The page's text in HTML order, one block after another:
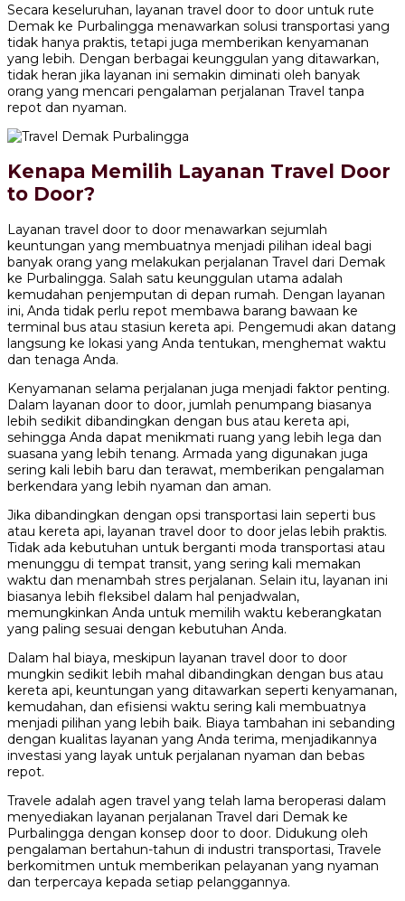
Secara keseluruhan, layanan travel door to door untuk rute
Demak ke Purbalingga menawarkan solusi transportasi yang
tidak hanya praktis, tetapi juga memberikan kenyamanan
yang lebih. Dengan berbagai keunggulan yang ditawarkan,
tidak heran jika layanan ini semakin diminati oleh banyak
orang yang mencari pengalaman perjalanan Travel tanpa
repot dan nyaman.
Kenapa Memilih Layanan Travel Door
to Door?
Layanan travel door to door menawarkan sejumlah
keuntungan yang membuatnya menjadi pilihan ideal bagi
banyak orang yang melakukan perjalanan Travel dari Demak
ke Purbalingga. Salah satu keunggulan utama adalah
kemudahan penjemputan di depan rumah. Dengan layanan
ini, Anda tidak perlu repot membawa barang bawaan ke
terminal bus atau stasiun kereta api. Pengemudi akan datang
langsung ke lokasi yang Anda tentukan, menghemat waktu
dan tenaga Anda.
Kenyamanan selama perjalanan juga menjadi faktor penting.
Dalam layanan door to door, jumlah penumpang biasanya
lebih sedikit dibandingkan dengan bus atau kereta api,
sehingga Anda dapat menikmati ruang yang lebih lega dan
suasana yang lebih tenang. Armada yang digunakan juga
sering kali lebih baru dan terawat, memberikan pengalaman
berkendara yang lebih nyaman dan aman.
Jika dibandingkan dengan opsi transportasi lain seperti bus
atau kereta api, layanan travel door to door jelas lebih praktis.
Tidak ada kebutuhan untuk berganti moda transportasi atau
menunggu di tempat transit, yang sering kali memakan
waktu dan menambah stres perjalanan. Selain itu, layanan ini
biasanya lebih fleksibel dalam hal penjadwalan,
memungkinkan Anda untuk memilih waktu keberangkatan
yang paling sesuai dengan kebutuhan Anda.
Dalam hal biaya, meskipun layanan travel door to door
mungkin sedikit lebih mahal dibandingkan dengan bus atau
kereta api, keuntungan yang ditawarkan seperti kenyamanan,
kemudahan, dan efisiensi waktu sering kali membuatnya
menjadi pilihan yang lebih baik. Biaya tambahan ini sebanding
dengan kualitas layanan yang Anda terima, menjadikannya
investasi yang layak untuk perjalanan nyaman dan bebas
repot.
Travele adalah agen travel yang telah lama beroperasi dalam
menyediakan layanan perjalanan Travel dari Demak ke
Purbalingga dengan konsep door to door. Didukung oleh
pengalaman bertahun-tahun di industri transportasi, Travele
berkomitmen untuk memberikan pelayanan yang nyaman
dan terpercaya kepada setiap pelanggannya.